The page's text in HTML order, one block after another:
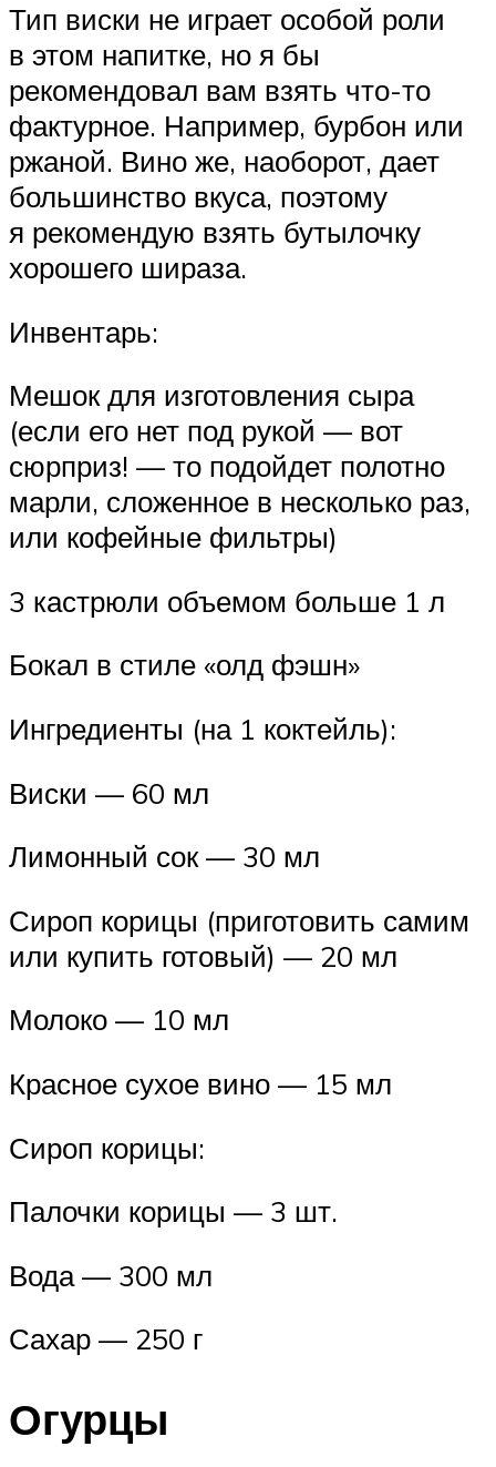
Тип виски не играет особой роли
в этом напитке, но я бы
рекомендовал вам взять что-то
фактурное. Например, бурбон или
ржаной. Вино же, наоборот, дает
большинство вкуса, поэтому
я рекомендую взять бутылочку
хорошего шираза.
Инвентарь:
Мешок для изготовления сыра
(если его нет под рукой — вот
сюрприз! — то подойдет полотно
марли, сложенное в несколько раз,
или кофейные фильтры)
3 кастрюли объемом больше 1 л
Бокал в стиле «олд фэшн»
Ингредиенты (на 1 коктейль):
Виски — 60 мл
Лимонный сок — 30 мл
Сироп корицы (приготовить самим
или купить готовый) — 20 мл
Молоко — 10 мл
Красное сухое вино — 15 мл
Сироп корицы:
Палочки корицы — 3 шт.
Вода — 300 мл
Сахар — 250 г
Огурцы